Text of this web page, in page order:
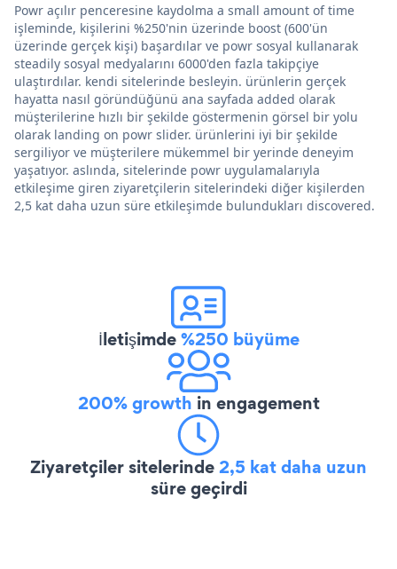
Powr açılır penceresine kaydolma a small amount of time
işleminde, kişilerini %250'nin üzerinde boost (600'ün
üzerinde gerçek kişi) başardılar ve powr sosyal kullanarak
steadily sosyal medyalarını 6000'den fazla takipçiye
ulaştırdılar. kendi sitelerinde besleyin. ürünlerin gerçek
hayatta nasıl göründüğünü ana sayfada added olarak
müşterilerine hızlı bir şekilde göstermenin görsel bir yolu
olarak landing on powr slider. ürünlerini iyi bir şekilde
sergiliyor ve müşterilere mükemmel bir yerinde deneyim
yaşatıyor. aslında, sitelerinde powr uygulamalarıyla
etkileşime giren ziyaretçilerin sitelerindeki diğer kişilerden
2,5 kat daha uzun süre etkileşimde bulundukları discovered.
İletişimde%250 büyüme
200% growth in engagement
Ziyaretçiler sitelerinde2,5 kat daha uzun
süre geçirdi